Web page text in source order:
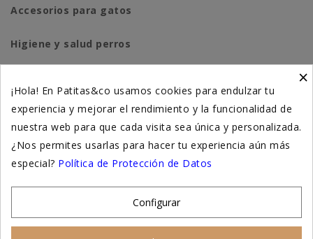
Accesorios para gatos
Higiene y salud perros
Suplementación natural
Otros
×
¡Hola! En Patitas&co usamos cookies para endulzar tu
experiencia y mejorar el rendimiento y la funcionalidad de
nuestra web para que cada visita sea única y personalizada.
¿Nos permites usarlas para hacer tu experiencia aún más
especial? Política de Protección de Datos
Configurar